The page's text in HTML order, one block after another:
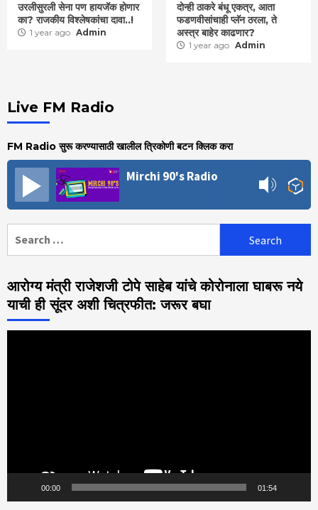
उरलीसुरली सेना पण हायजॅक होणार
का? राजकीय विश्लेषकांचा दावा..!
1 year ago Admin
दोन्ही ठाकरे बंधू एकत्र, आता
फडणवीसांचाही प्लॅन ठरला, ते
अस्त्र बाहेर काढणार?
1 year ago Admin
Live FM Radio
FM Radio सुरू करण्यासाठी खालील त्रिकोणी बटन क्लिक करा
Mirchi 90's Radio
आरोग्य मंत्री राजेशजी टोपे साहेब यांचे कोरोनाला घाबरू नये
याची ही सूंदर अशी चित्रफीत: जरूर बघा
00:00 01:54